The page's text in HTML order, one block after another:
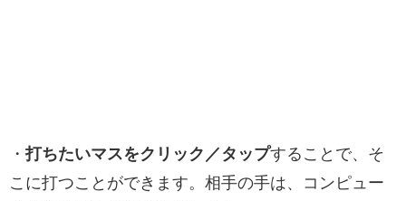
・打ちたいマスをクリック／タップすることで、そ
こに打つことができます。相手の手は、コンピュー